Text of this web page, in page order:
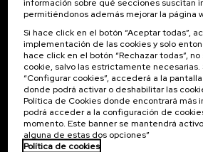
Historia (5)
Igualdad (2)
Lingüística y Literatura (2)
Psicología (3)
Salud (8)
Sociedad (13)
Sostenibilidad (6)
Modalidad
Suscribirse
Contacto
Palacio Miramar
Paseo de Miraconcha, 48
20007 Donostia / San Sebastián
Gipuzkoa, Spain
Contacta con nosotros
De
permitiéndonos además mejorar la página
Si hace click en el botón “Aceptar todas”,
implementación de las cookies y solo
hace click en el botón “Rechazar todas”,
cookie, salvo las estrictamente necesarias.
“Configurar cookies”, accederá a la
donde podrá activar o deshabilitar las
Política de Cookies donde encontrará más
podrá acceder a la configuración de
momento. Este banner se mantendrá
alguna de estas dos opciones”
Política de cookies